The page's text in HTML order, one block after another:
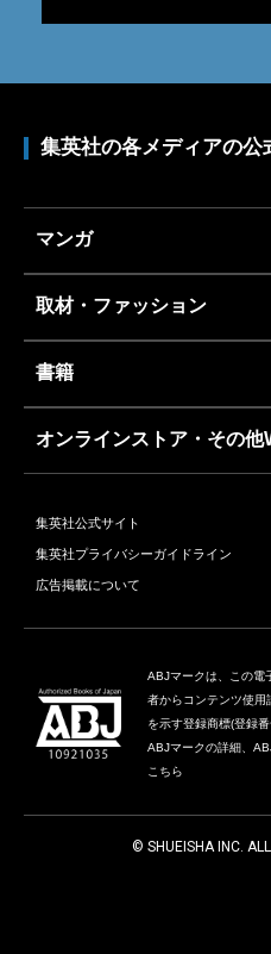
集英社の各メディアの公
マンガ
取材・ファッション
書籍
オンラインストア・その他
集英社公式サイト
集英社プライバシーガイドライン
広告掲載について
ABJマークは、この電
者からコンテンツ使用
を示す登録商標(登録
ABJマークの詳細、
こちら
© SHUEISHA INC.